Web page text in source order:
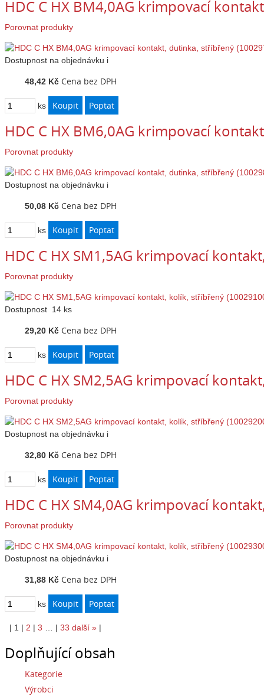
HDC C HX BM4,0AG krimpovací
Porovnat produkty
Dostupnost na objednávku i
48,42 Kč Cena bez DPH
ks
HDC C HX BM6,0AG krimpovací
Porovnat produkty
Dostupnost na objednávku i
50,08 Kč Cena bez DPH
ks
HDC C HX SM1,5AG krimpovací
Porovnat produkty
Dostupnost 14 ks
29,20 Kč Cena bez DPH
ks
HDC C HX SM2,5AG krimpovací
Porovnat produkty
Dostupnost na objednávku i
32,80 Kč Cena bez DPH
ks
HDC C HX SM4,0AG krimpovací
Porovnat produkty
Dostupnost na objednávku i
31,88 Kč Cena bez DPH
ks
| 1 | 2 | 3 | 33 další » |
Doplňující obsah
Kategorie
Výrobci